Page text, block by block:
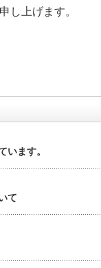
し上げます。
います。
て